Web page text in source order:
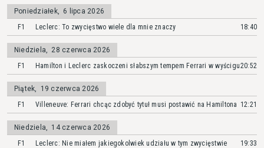
Poniedziałek, 6 lipca 2026
F1
Leclerc: To zwycięstwo wiele dla mnie znaczy 18:40
Niedziela, 28 czerwca 2026
F1
Hamilton i Leclerc zaskoczeni słabszym tempem Ferrari w wyścigu20:52
Piątek,
19 czerwca 2026
F1
Villeneuve: Ferrari chcąc zdobyć tytuł musi postawić na Hamiltona 12:21
Niedziela, 14 czerwca 2026
F1
Leclerc: Nie miałem jakiegokolwiek udziału w tym zwycięstwie 19:33